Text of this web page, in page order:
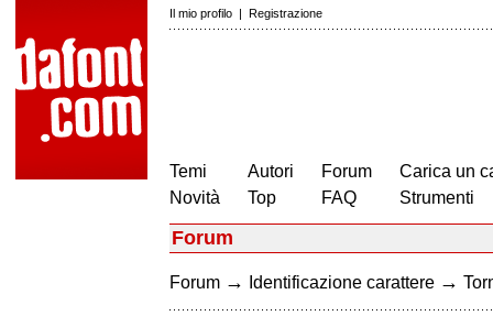
Il mio profilo | Registrazione
Temi
Novità
Autori
Top
Forum
FAQ
Carica un
Strumenti
Forum
Forum → Identificazione carattere →